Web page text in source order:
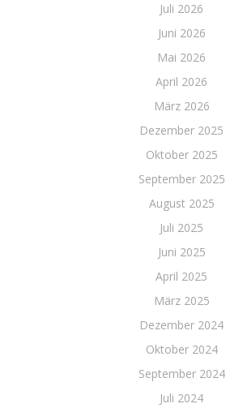
Juli 2026
Juni 2026
Mai 2026
April 2026
März 2026
Dezember 2025
Oktober 2025
September 2025
August 2025
Juli 2025
Juni 2025
April 2025
März 2025
Dezember 2024
Oktober 2024
September 2024
Juli 2024